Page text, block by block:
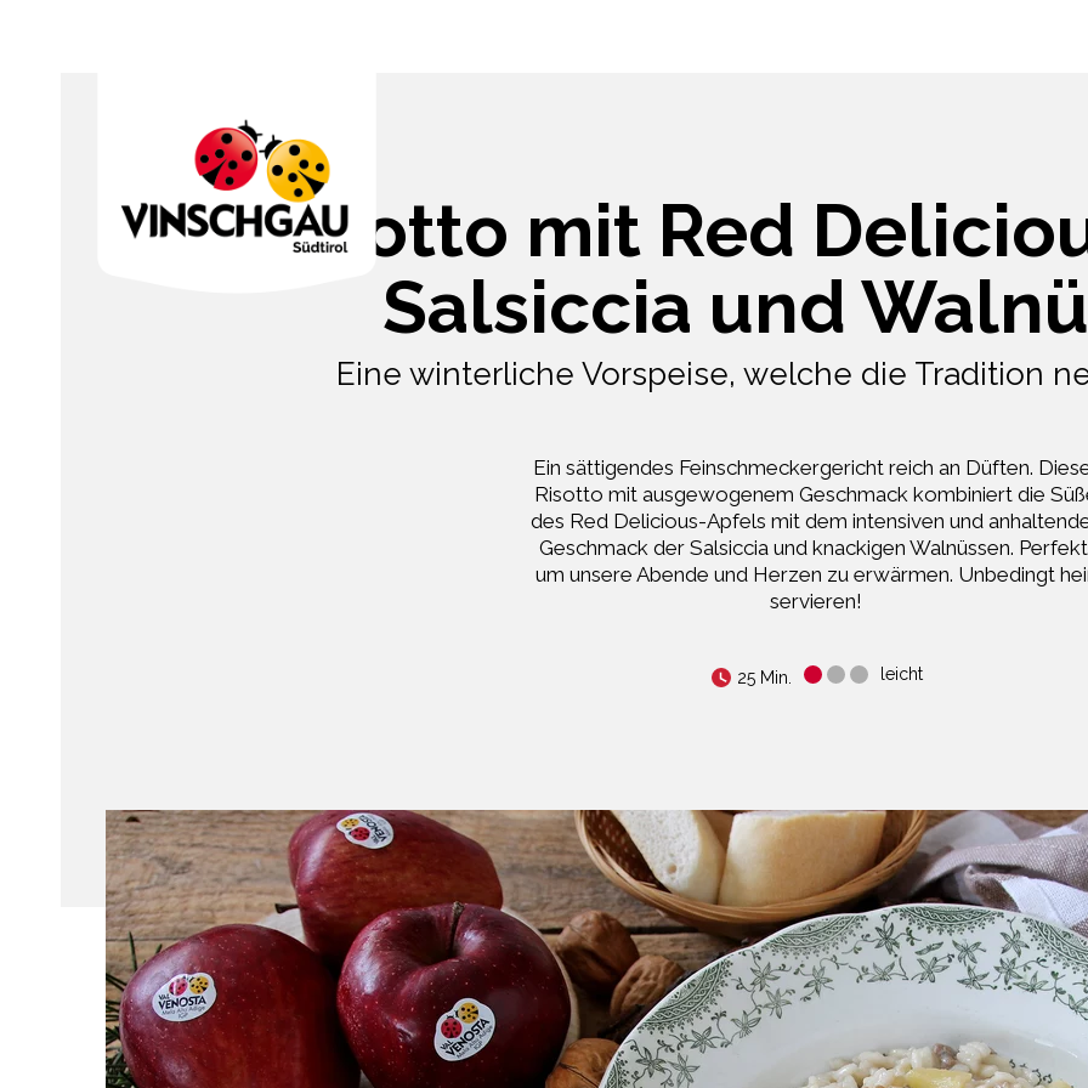
Risotto mit Red
Salsiccia und
Eine winterliche Vorspeise, welche die Tradition
Ein sättigendes Feinschmeckergericht reich an Düften.
Risotto mit ausgewogenem Geschmack kombiniert die
des Red Delicious-Apfels mit dem intensiven und
Geschmack der Salsiccia und knackigen Walnüssen.
um unsere Abende und Herzen zu erwärmen. Unbedingt
servieren!
25 Min. leicht